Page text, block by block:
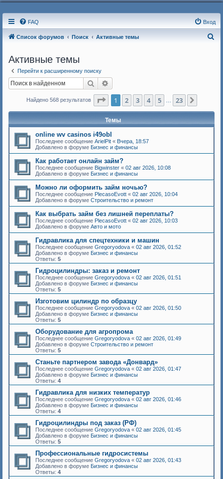
FAQ Вход
Список форумов Поиск Активные темы
Активные темы
Перейти к расширенному поиску
Поиск
Найдено 568 результатов Страница из 23
1 2 3 4 5 23
Темы
online wv casinos i49obl
Последнее сообщение ArielPit « Вчера, 18:57
Добавлено в форуме Бизнес и финансы
Как работает онлайн займ?
Последнее сообщение Bigwinster « 02 авг 2026, 10:08
Добавлено в форуме Бизнес и финансы
Можно ли оформить займ ночью?
Последнее сообщение PlecasoEvott « 02 авг 2026, 10:04
Добавлено в форуме Строительство и ремонт
Как выбрать займ без лишней переплаты?
Последнее сообщение PlecasoEvott « 02 авг 2026, 10:03
Добавлено в форуме Авто и мото
Гидравлика для спецтехники и машин
Последнее сообщение Gregoryodova « 02 авг 2026, 01:52
Добавлено в форуме Бизнес и финансы
Ответы: 5
Гидроцилиндры: заказ и ремонт
Последнее сообщение Gregoryodova « 02 авг 2026, 01:51
Добавлено в форуме Бизнес и финансы
Ответы: 5
Изготовим цилиндр по образцу
Последнее сообщение Gregoryodova « 02 авг 2026, 01:50
Добавлено в форуме Бизнес и финансы
Ответы: 5
Оборудование для агропрома
Последнее сообщение Gregoryodova « 02 авг 2026, 01:49
Добавлено в форуме Строительство и ремонт
Ответы: 5
Станьте партнером завода «Донвард»
Последнее сообщение Gregoryodova « 02 авг 2026, 01:47
Добавлено в форуме Бизнес и финансы
Ответы: 4
Гидравлика для низких температур
Последнее сообщение Gregoryodova « 02 авг 2026, 01:46
Добавлено в форуме Бизнес и финансы
Ответы: 4
Гидроцилиндры под заказ (РФ)
Последнее сообщение Gregoryodova « 02 авг 2026, 01:45
Добавлено в форуме Бизнес и финансы
Ответы: 5
Профессиональные гидросистемы
Последнее сообщение Gregoryodova « 02 авг 2026, 01:43
Добавлено в форуме Бизнес и финансы
Ответы: 4